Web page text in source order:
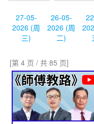
27-05-
2026 (周
三)
26-05-
2026 (周
二)
[第 4 页 / 共 85 页]